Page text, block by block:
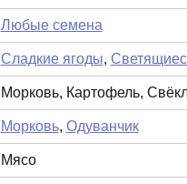
Любые семена
Сладкие ягоды,
Морковь, Картофель,
Морковь, Одуванчик
Мясо